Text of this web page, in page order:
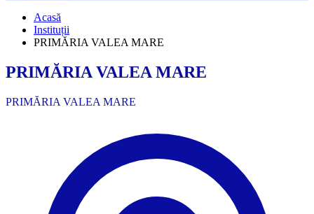
Acasă
Instituții
PRIMĂRIA VALEA MARE
PRIMĂRIA VALEA MARE
PRIMĂRIA VALEA MARE